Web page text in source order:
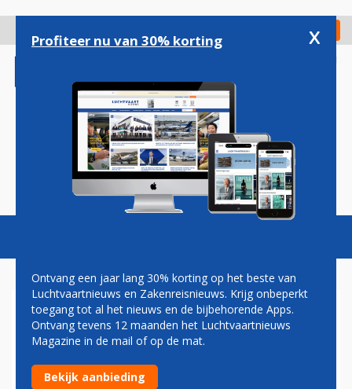
gaan
Check in
Magazine Podcasts Vacatures
ATR'S IRAN ASEMAN
AIRLINES AAN DE GROND NA
CRASH
Profiteer nu van 30% korting x
Ontvang een jaar lang 30% korting op het beste van
Luchtvaartnieuws en Zakenreisnieuws. Krijg onbeperkt
toegang tot al het nieuws en de bijbehorende Apps.
Ontvang tevens 12 maanden het Luchtvaartnieuws
Magazine in de mail of op de mat.
Bekijk aanbieding